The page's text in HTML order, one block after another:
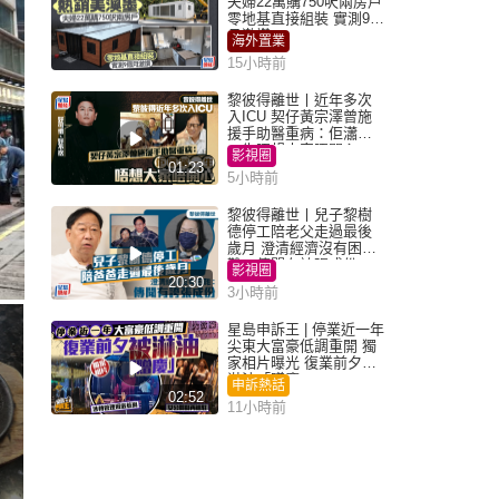
零地基直接組裝 實測9個
月激讚
海外置業
15小時前
01:23
黎彼得離世丨近年多次
入ICU 契仔黃宗澤曾施
援手助醫重病：佢瀟灑
一生唔想大家唔開心
影視圈
5小時前
20:30
黎彼得離世丨兒子黎樹
德停工陪老父走過最後
歲月 澄清經濟沒有困
難：傳聞有誇張成份
影視圈
3小時前
02:52
星島申訴王 | 停業近一年
尖東大富豪低調重開 獨
家相片曝光 復業前夕被
淋油「贈慶」
申訴熱話
11小時前